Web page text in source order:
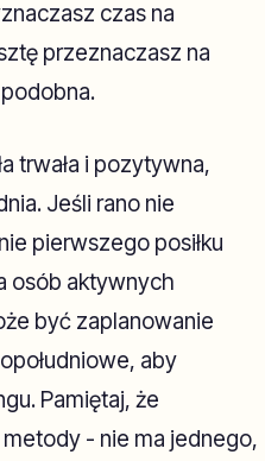
czas na
przeznaczasz na
trwała i pozytywna,
Jeśli rano nie
pierwszego posiłku
osób aktywnych
być zaplanowanie
aby
Pamiętaj, że
- nie ma jednego,